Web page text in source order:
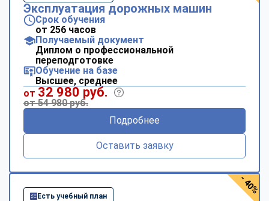
Эксплуатация дорожных машин
Срок обучения
от 256 часов
Получаемый документ
Диплом о профессиональной
переподготовке
Обучение на базе
Высшее, среднее
от 32 980 руб.
от 54 980 руб.
Подробнее
Оставить заявку
Есть учебный план
- 40%